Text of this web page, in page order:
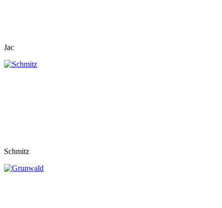
Jac
Schmitz